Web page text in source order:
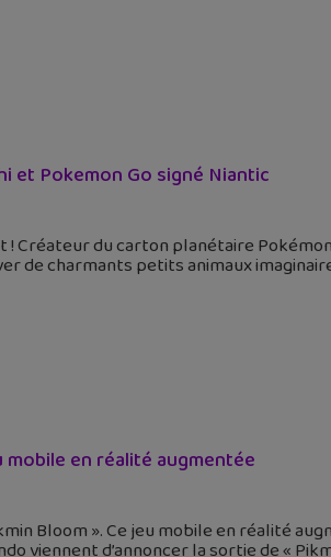
et Pokemon Go signé Niantic
Créateur du carton planétaire
de charmants petits animaux
en réalité augmentée
Bloom ». Ce jeu mobile en réalité
viennent d’annoncer la sortie de «